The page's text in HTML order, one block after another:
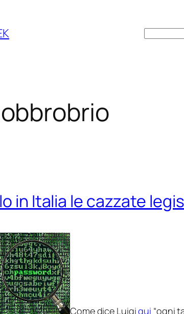
Cerca
obbrobrio
in Italia le cazzate
Come dice Luigiqui “ogni